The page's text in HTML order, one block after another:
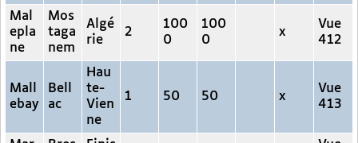
Mal
epla
ne
Mos
taga
nem
Algé
rie
2
100
0
100
0
x
Vue
412
Mall
ebay
Bell
ac
Hau
te-
Vien
ne
1 50 50 x
Vue
413